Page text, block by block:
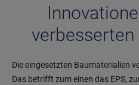
verbesserten
Die eingesetzten Baumaterialien
Das betrifft zum einen das EPS,